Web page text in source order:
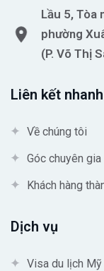
Lầu 5, Tòa
phường
(P. Võ Thị
Liên kết nhanh
Về chúng tôi
Góc chuyên gia
Khách hàng
Dịch vụ
Visa du lịch Mỹ